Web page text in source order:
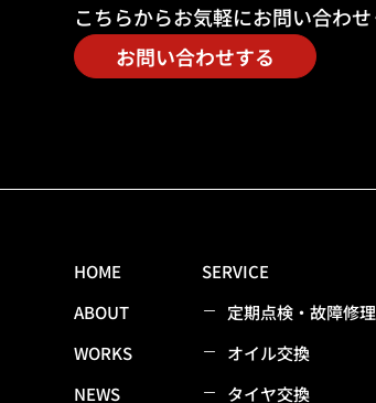
こちらからお気軽にお問い合わせ
お問い合わせする
HOME
ABOUT
WORKS
NEWS
SERVICE
定期点検・故障修理
オイル交換
タイヤ交換